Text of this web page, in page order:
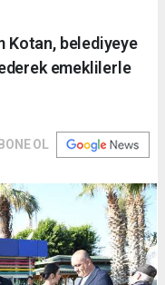
Kotan, belediyeye
emeklilerle
OL